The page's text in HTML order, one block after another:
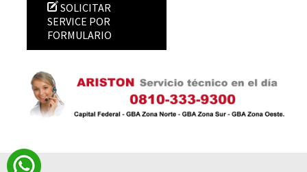
SOLICITAR
SERVICE POR
FORMULARIO